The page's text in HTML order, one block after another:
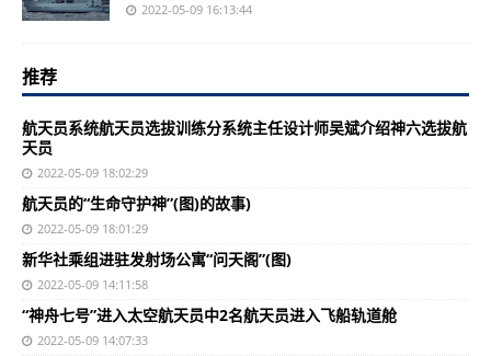
2022-05-09 16:13:44
推荐
航天员系统航天员选拔训练分系统主任设计师吴斌介绍神六选拔航
天员
2022-05-09 18:02:29
航天员的“生命守护神”(图)的故事)
2022-05-09 18:01:29
新华社乘组进驻发射场公寓“问天阁”(图)
2022-05-09 14:11:58
“神舟七号”进入太空航天员中2名航天员进入飞船轨道舱
2022-05-09 14:07:33